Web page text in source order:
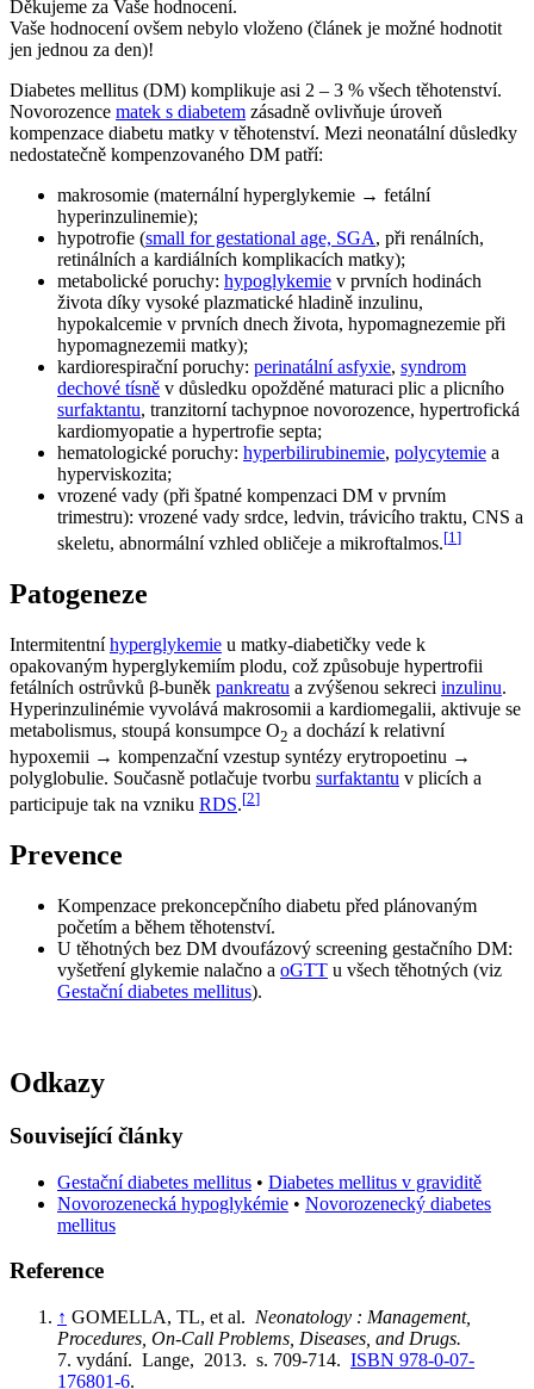
Děkujeme za Vaše hodnocení.
Vaše hodnocení ovšem nebylo vloženo (článek je možné hodnotit
jen jednou za den)!
Diabetes mellitus (DM) komplikuje asi 2 – 3 % všech těhotenství.
Novorozence matek s diabetem zásadně ovlivňuje úroveň
kompenzace diabetu matky v těhotenství. Mezi neonatální důsledky
nedostatečně kompenzovaného DM patří:
makrosomie (maternální hyperglykemie → fetální
hyperinzulinemie);
hypotrofie (small for gestational age, SGA, při renálních,
retinálních a kardiálních komplikacích matky);
metabolické poruchy: hypoglykemie v prvních hodinách
života díky vysoké plazmatické hladině inzulinu,
hypokalcemie v prvních dnech života, hypomagnezemie při
hypomagnezemii matky);
kardiorespirační poruchy: perinatální asfyxie, syndrom
dechové tísně v důsledku opožděné maturaci plic a plicního
surfaktantu, tranzitorní tachypnoe novorozence, hypertrofická
kardiomyopatie a hypertrofie septa;
hematologické poruchy: hyperbilirubinemie, polycytemie a
hyperviskozita;
vrozené vady (při špatné kompenzaci DM v prvním
trimestru): vrozené vady srdce, ledvin, trávicího traktu, CNS a
skeletu, abnormální vzhled obličeje a mikroftalmos.[1 ]
Patogeneze
Intermitentníhyperglykemie u matky-diabetičky vede k
opakovaným hyperglykemiím plodu, což způsobuje hypertrofii
fetálních ostrůvků β-buněk pankreatu a zvýšenou sekreci inzulinu.
Hyperinzulinémie vyvolává makrosomii a kardiomegalii, aktivuje se
metabolismus, stoupá konsumpce O2 a dochází k relativní
hypoxemii → kompenzační vzestup syntézy erytropoetinu →
polyglobulie. Současně potlačuje tvorbu surfaktantu v plicích a
participuje tak na vzniku RDS.[2]
Prevence
Kompenzace prekoncepčního diabetu před plánovaným
početím a během těhotenství.
U těhotných bez DM dvoufázový screening gestačního DM:
vyšetření glykemie nalačno a oGTT u všech těhotných (viz
Gestační diabetes mellitus).
Odkazy
Související články
Gestační diabetes mellitus • Diabetes mellitus v graviditě
Novorozenecká hypoglykémie • Novorozenecký diabetes
mellitus
Reference
↑ GOMELLA, TL, et al. Neonatology : Management,
Procedures, On-Call Problems, Diseases, and Drugs.
7. vydání. Lange, 2013. s. 709-714. ISBN 978-0-07-
176801-6.